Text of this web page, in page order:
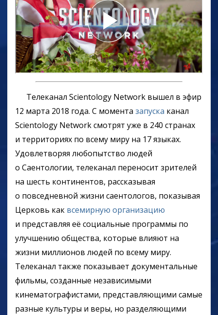
Телеканал Scientology Network вышел в эфир
12 марта 2018 года. С момента запуска канал
Scientology Network смотрят уже в 240 странах
и территориях по всему миру на 17 языках.
Удовлетворяя любопытство людей
о Саентологии, телеканал переносит зрителей
на шесть континентов, рассказывая
о повседневной жизни саентологов, показывая
Церковь как всемирную организацию
и представляя её социальные программы по
улучшению общества, которые влияют на
жизни миллионов людей по всему миру.
Телеканал также показывает документальные
фильмы, созданные независимыми
кинематографистами, представляющими самые
разные культуры и веры, но разделяющими